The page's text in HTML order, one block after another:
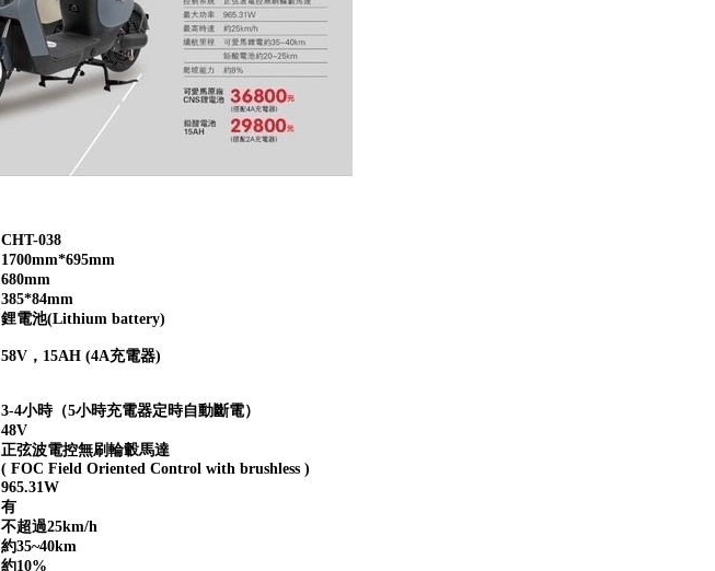
CHT-038
1700mm*695mm
680mm
385*84mm
鋰電池(Lithium battery)
58V，15AH (4A充電器)
3-4小時（5小時充電器定時自動斷電）
48V
正弦波電控無刷輪轂馬達
( FOC Field Oriented Control with brushless )
965.31W
有
不超過25km/h
約35~40km
約10%